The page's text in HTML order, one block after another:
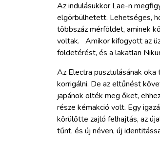
Az indulásukkor Lae-n
elgörbülhetett. Lehetséges,
többszáz mérföldet, aminek
voltak. Amikor kifogyott az
földetérést, és a lakatlan
Az Electra pusztulásának
korrigálni. De az eltűnést
japánok ölték meg őket,
része kémakció volt. Egy
körülötte zajló felhajtás, az
tűnt, és új néven, új